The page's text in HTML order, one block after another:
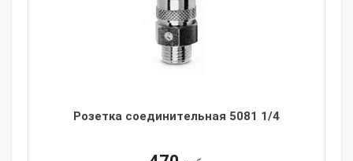
Розетка соединительная 5081 1/4